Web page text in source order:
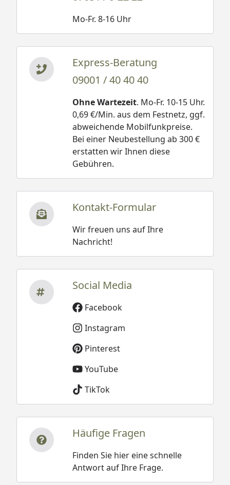
Mo-Fr. 8-16 Uhr
Express-Beratung
09001 / 40 40 40
Ohne Wartezeit. Mo-Fr. 10-15 Uhr.
0,69 €/Min. aus dem Festnetz, ggf.
abweichende Mobilfunkpreise.
Bei einer Neubestellung ab 300 €
erstatten wir Ihnen diese
Gebühren.
Kontakt-Formular
Wir freuen uns auf Ihre
Nachricht!
Social Media
Facebook
Instagram
Pinterest
YouTube
TikTok
Häufige Fragen
Finden Sie hier eine schnelle
Antwort auf Ihre Frage.